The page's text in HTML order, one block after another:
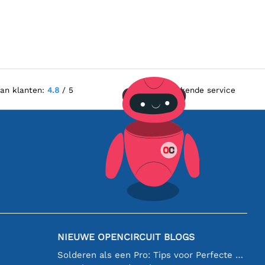
klanten: 4.8/ 5 Uitstekende service
NIEUWE OPENCIRCUIT BLOGS
Solderen als een Pro: Tips voor Perfecte Elektronische Verbindingen